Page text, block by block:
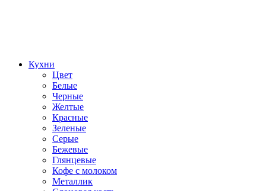
Кухни
Цвет
Белые
Черные
Желтые
Красные
Зеленые
Серые
Бежевые
Глянцевые
Кофе с молоком
Металлик